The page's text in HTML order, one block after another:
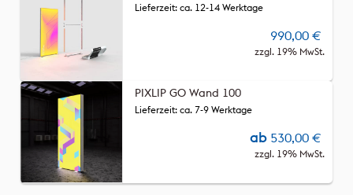
Lieferzeit: ca. 12-14 Werktage
990,00 €
zzgl. 19% MwSt.
PIXLIP GO Wand 100
ab 530,00 €
zzgl. 19% MwSt.
Lieferzeit: ca. 7-9 Werktage